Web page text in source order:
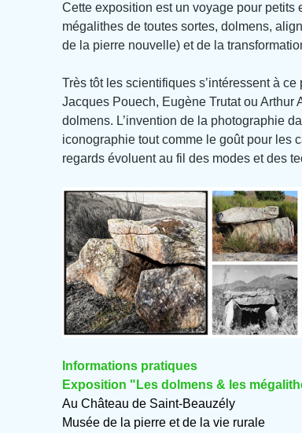
Cette exposition est un voyage pour petits
mégalithes de toutes sortes, dolmens,
de la pierre nouvelle) et de la
Très tôt les scientifiques s’intéressent à
Jacques Pouech, Eugène Trutat ou Arthur
dolmens. L’invention de la photographie
iconographie tout comme le goût pour les
regards évoluent au fil des modes et des
Informations pratiques
Exposition "Les dolmens & les
Au Château de Saint-Beauzély
Musée de la pierre et de la vie rurale